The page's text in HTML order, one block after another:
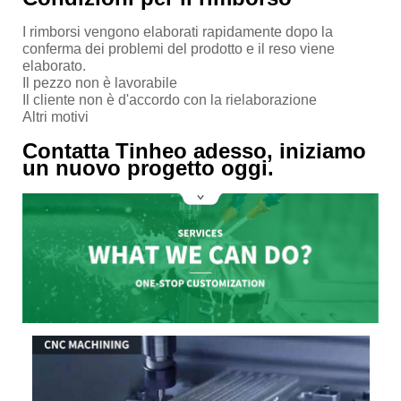
I rimborsi vengono elaborati rapidamente dopo la
conferma dei problemi del prodotto e il reso viene
elaborato.
Il pezzo non è lavorabile
Il cliente non è d'accordo con la rielaborazione
Altri motivi
Contatta Tinheo adesso, iniziamo
un nuovo progetto oggi.